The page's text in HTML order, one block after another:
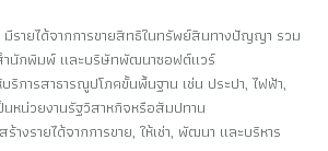
รายได้จากการขายสิทธิในทรัพย์สินทางปัญญา รวม
นักพิมพ์ และบริษัทพัฒนาซอฟต์แวร์
ริการสาธารณูปโภคขั้นพื้นฐาน เช่น ประปา, ไฟฟ้า,
นหน่วยงานรัฐวิสาหกิจหรือสัมปทาน
งรายได้จากการขาย, ให้เช่า, พัฒนา และบริหาร